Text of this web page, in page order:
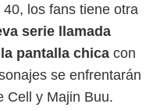
los fans tiene otra
serie llamada
pantalla chica con
se enfrentarán
Cell y Majin Buu.